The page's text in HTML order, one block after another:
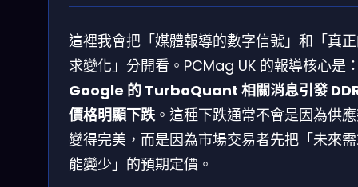
這裡我會把「媒體報導的數字信號」和「真
求變化」分開看。PCMag UK 的報導核心是
Google 的 TurboQuant 相關消息引發
價格明顯下跌 。這種下跌通常不會是因為供
變得完美，而是因為市場交易者先把「未來
能變少」的預期定價。